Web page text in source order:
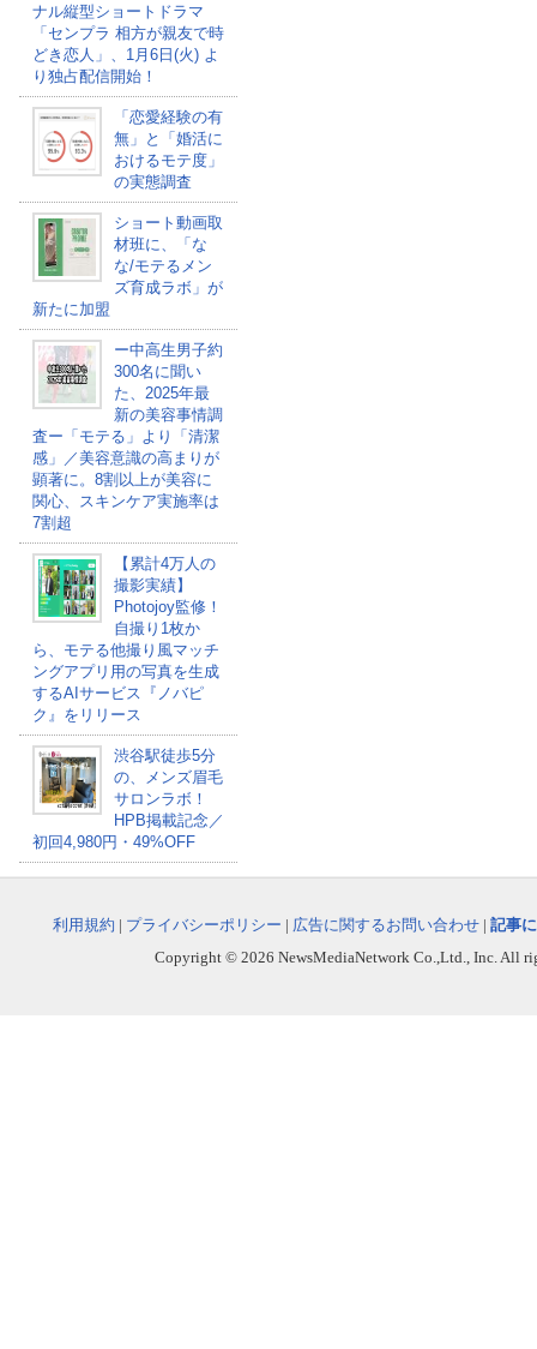
ナル縦型ショートドラマ
「センプラ 相方が親友で時
どき恋人」、1月6日(火) よ
り独占配信開始！
「恋愛経験の有
無」と「婚活に
おけるモテ度」
の実態調査
ショート動画取
材班に、「な
な/モテるメン
ズ育成ラボ」が
新たに加盟
ー中高生男子約
300名に聞い
た、2025年最
新の美容事情調
査ー「モテる」より「清潔
感」／美容意識の高まりが
顕著に。8割以上が美容に
関心、スキンケア実施率は
7割超
【累計4万人の
撮影実績】
Photojoy監修！
自撮り1枚か
ら、モテる他撮り風マッチ
ングアプリ用の写真を生成
するAIサービス『ノバピ
ク』をリリース
渋谷駅徒歩5分
の、メンズ眉毛
サロンラボ！
HPB掲載記念／
初回4,980円・49%OFF
利用規約 | プライバシーポリシー | 広告に関するお問い合わせ | 記事
Copyright © 2026 NewsMediaNetwork Co.,Ltd., Inc. All